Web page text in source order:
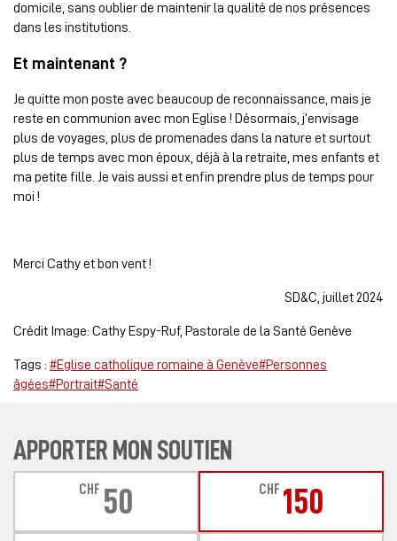
domicile, sans oublier de maintenir la qualité de nos présences
dans les institutions.
Et maintenant ?
Je quitte mon poste avec beaucoup de reconnaissance, mais je
reste en communion avec mon Eglise ! Désormais, j’envisage
plus de voyages, plus de promenades dans la nature et surtout
plus de temps avec mon époux, déjà à la retraite, mes enfants et
ma petite fille. Je vais aussi et enfin prendre plus de temps pour
moi !
Merci Cathy et bon vent !
SD&C, juillet 2024
Crédit Image: Cathy Espy-Ruf, Pastorale de la Santé Genève
Tags : #Eglise catholique romaine à Genève#Personnes
âgées#Portrait#Santé
APPORTER MON SOUTIEN
CHF 50 CHF 150